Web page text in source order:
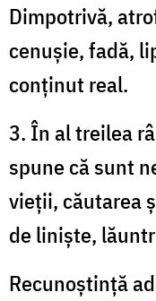
Dimpotrivă,
cenușie, fadă,
conținut real.
3. În al treilea
spune că sunt
vieții, căutarea
de liniște,
Recunoștință